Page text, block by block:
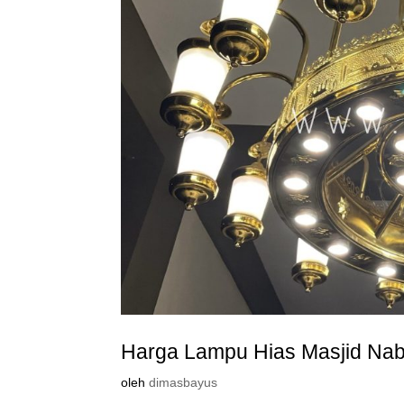
Harga Lampu Hias Masjid
olehdimasbayus